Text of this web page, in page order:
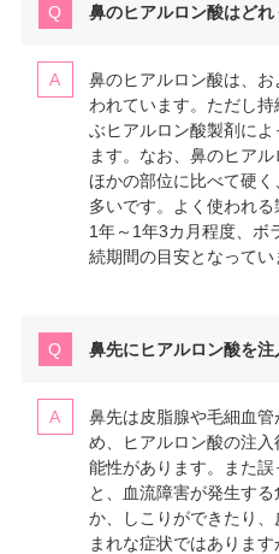
鼻のヒアルロン酸はどれ
鼻のヒアルロン酸は、
われています。ただし
ぶヒアルロン酸製剤に
ます。なお、鼻のヒア
ほかの部位に比べて硬
多いです。よく使われ
1年～1年3カ月程度、ボ
続期間の目安となってい
鼻先にヒアルロン酸を注
鼻先は皮脂腺や毛細血
め、ヒアルロン酸の注
能性があります。また
と、血流障害が発生す
か、しこりができたり、
まれな症状ではあります